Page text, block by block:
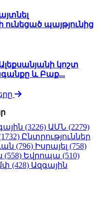
պայթյունից
կոշտ
և Բաք...
(3226) ԱՄՆ (2279)
Ընտրություններ
(796) Իսրայել (758)
(558) Եվրոպա (510)
(428) Ազգային